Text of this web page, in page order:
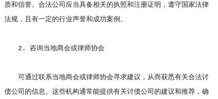
质和信誉。合法公司应当具备相关的执照和注册证明，遵守国家法律
法规，且有一定的行业声誉和成功案例。
2. 咨询当地商会或律师协会
可通过联系当地商会或律师协会寻求建议，从而获悉有关合法讨
债公司的信息。这些机构通常能提供有关讨债公司的建议和推荐，确